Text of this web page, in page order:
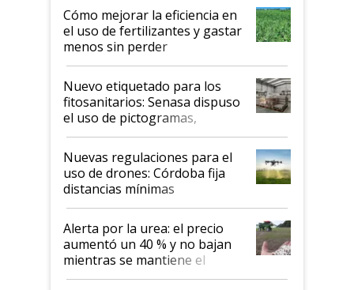
Cómo mejorar la eficiencia en
el uso de fertilizantes y gastar
menos sin perder
productividad en la campaña
fina
Nuevo etiquetado para los
fitosanitarios: Senasa dispuso
el uso de pictogramas,
palabras de advertencia e
indicaciones
Nuevas regulaciones para el
uso de drones: Córdoba fija
distancias mínimas
Alerta por la urea: el precio
aumentó un 40 % y no bajan
mientras se mantiene el
conflicto en Medio Oriente